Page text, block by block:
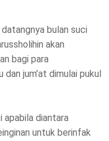
bulan suci
akan
bagi para
jum’at dimulai pukul
apabila diantara
untuk berinfak